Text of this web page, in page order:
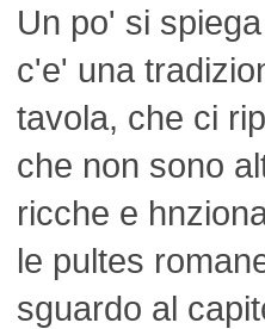
Un po' si
c'e' una
tavola, che ci
che non sono
ricche e
le pultes
sguardo al